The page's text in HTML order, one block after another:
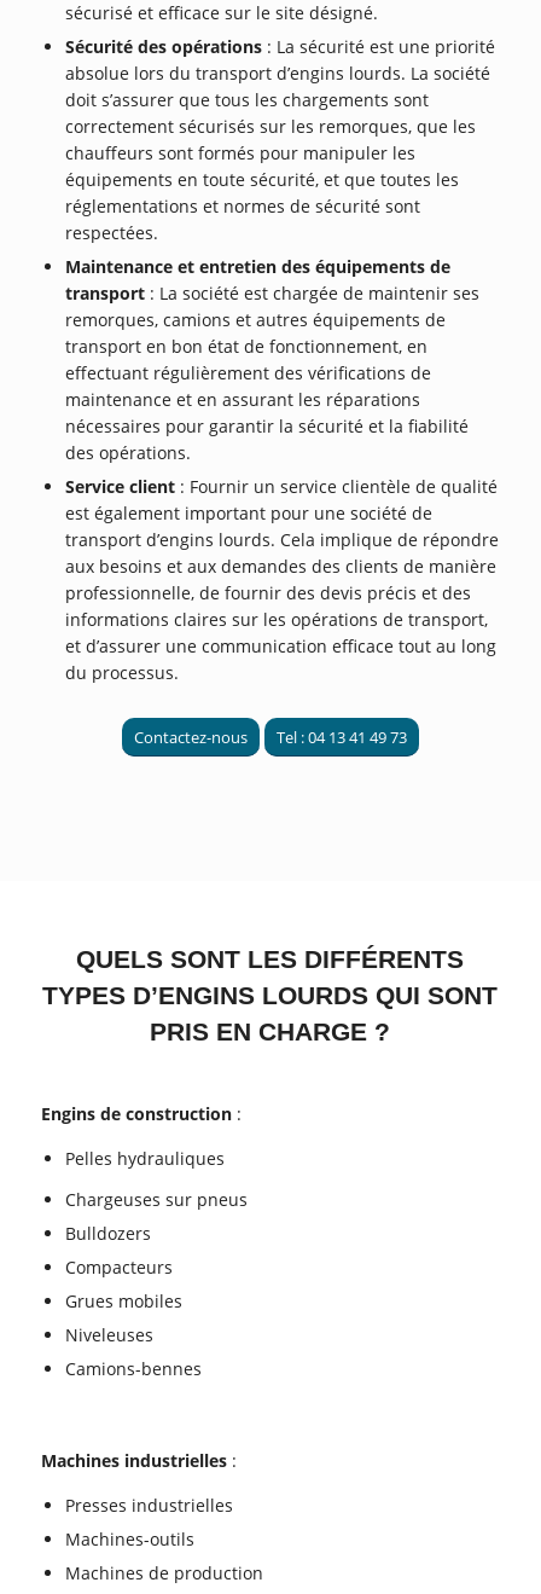
sécurisé et efficace sur le site désigné.
Sécurité des opérations : La sécurité est une priorité
absolue lors du transport d’engins lourds. La société
doit s’assurer que tous les chargements sont
correctement sécurisés sur les remorques, que les
chauffeurs sont formés pour manipuler les
équipements en toute sécurité, et que toutes les
réglementations et normes de sécurité sont
respectées.
Maintenance et entretien des équipements de
transport : La société est chargée de maintenir ses
remorques, camions et autres équipements de
transport en bon état de fonctionnement, en
effectuant régulièrement des vérifications de
maintenance et en assurant les réparations
nécessaires pour garantir la sécurité et la fiabilité
des opérations.
Service client : Fournir un service clientèle de qualité
est également important pour une société de
transport d’engins lourds. Cela implique de répondre
aux besoins et aux demandes des clients de manière
professionnelle, de fournir des devis précis et des
informations claires sur les opérations de transport,
et d’assurer une communication efficace tout au long
du processus.
Contactez-nous Tel : 04 13 41 49 73
QUELS SONT LES DIFFÉRENTS
TYPES D’ENGINS LOURDS QUI SONT
PRIS EN CHARGE ?
Engins de construction:
Pelles hydrauliques
Chargeuses sur pneus
Bulldozers
Compacteurs
Grues mobiles
Niveleuses
Camions-bennes
Machines industrielles:
Presses industrielles
Machines-outils
Machines de production